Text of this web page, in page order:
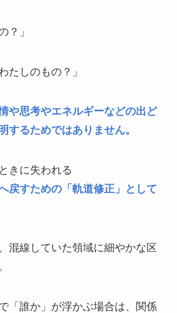
？」
たしのもの？」
や思考やエネルギーなどの出ど
するためではありません。
きに失われる
戻すための「軌道修正」として
混線していた領域に細やかな区
「誰か」が浮かぶ場合は、関係